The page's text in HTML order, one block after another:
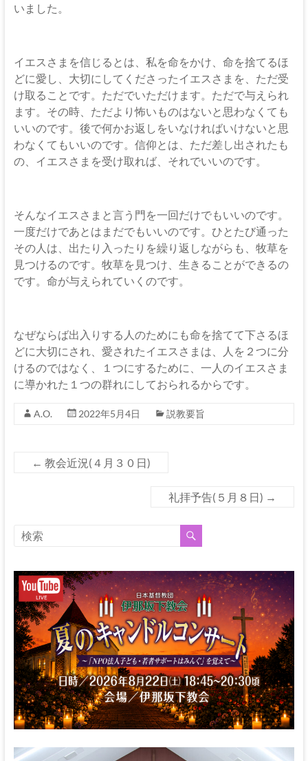
いました。
イエスさまを信じるとは、私を命をかけ、命を捨てるほ
どに愛し、大切にしてくださったイエスさまを、ただ受
け取ることです。ただでいただけます。ただで与えられ
ます。その時、ただより怖いものはないと思わなくても
いいのです。後で何かお返しをいなければいけないと思
わなくてもいいのです。信仰とは、ただ差し出されたも
の、イエスさまを受け取れば、それでいいのです。
そんなイエスさまと言う門を一回だけでもいいのです。
一度だけであとはまだでもいいのです。ひとたび通った
その人は、出たり入ったりを繰り返しながらも、牧草を
見つけるのです。牧草を見つけ、生きることができるの
です。命が与えられていくのです。
なぜならば出入りする人のためにも命を捨てて下さるほ
どに大切にされ、愛されたイエスさまは、人を２つに分
けるのではなく、１つにするために、一人のイエスさま
に導かれた１つの群れにしておられるからです。
A.O. 2022年5月4日 説教要旨
← 教会近況(４月３０日)
礼拝予告(５月８日) →